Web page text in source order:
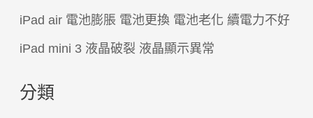
iPad air 電池膨脹 電池更換 電池老化 續電力不好
iPad mini 3 液晶破裂 液晶顯示異常
分類